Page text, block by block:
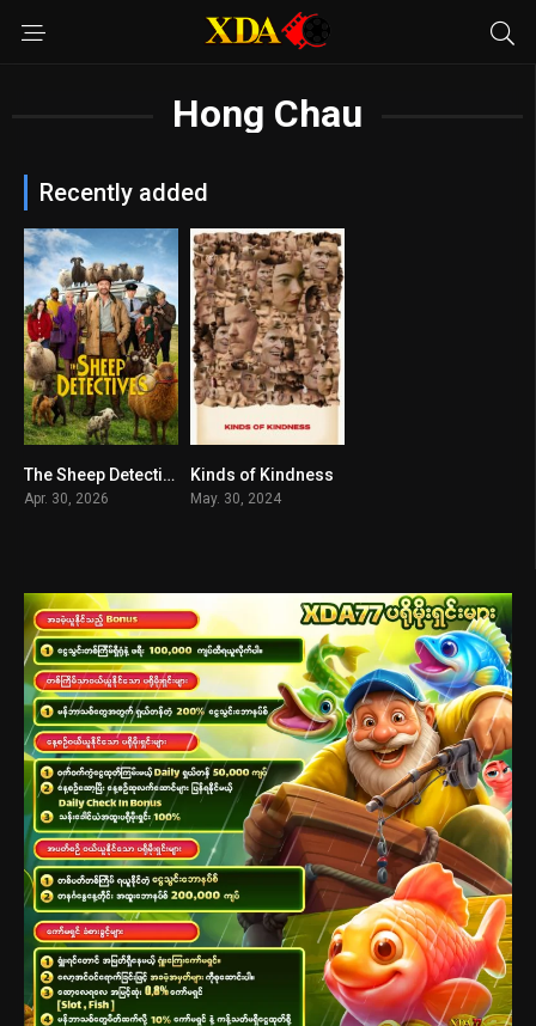
Hong Chau
Recently added
0The Sheep Detectives
Apr. 30, 2026
6.9
Kinds of Kindness
May. 30, 2024